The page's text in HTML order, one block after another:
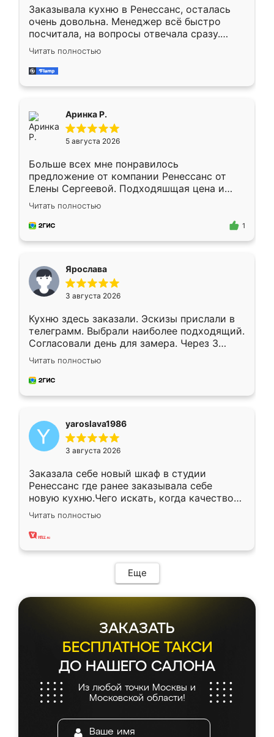
Заказывала кухню в Ренессанс, осталась
очень довольна. Менеджер всё быстро
посчитала, на вопросы отвечала сразу.
Замерщик приехал в субботу, подошёл к
делу со всей ответственностью. Собрали
за день, ребята работали аккуратно, даже
Читать полностью
Аринка Р.
5 августа 2026
Больше всех мне понравилось
предложение от компании Ренессанс от
Елены Сергеевой. Подходяшщая цена и
короткие сроки изготовления. Приехавший
для замера сотрудник Владислав
предложил по моему эскизу самый
Читать полностью
1
Ярослава
3 августа 2026
Кухню здесь заказали. Эскизы прислали в
телеграмм. Выбрали наиболее подходящий.
Согласовали день для замера. Через 3
недели кухня была уже готова. Остались
довольны работой. Спасибо Ренессанс
мебель за качественную работу!
Читать полностью
yaroslava1986
3 августа 2026
Заказала себе новый шкаф в студии
Ренессанс где ранее заказывала себе
новую кухню.Чего искать, когда качеством
вполне довольна. Служит кухня уже почти
два года, нареканий нет.
Читать полностью
Еще
ЗАКАЗАТЬ
БЕСПЛАТНОЕ ТАКСИ
ДО НАШЕГО САЛОНА
Из любой точки Москвы и
Московской области!